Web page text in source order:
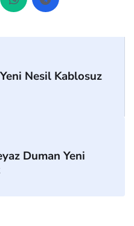
Nesil Kablosuz
Duman Yeni